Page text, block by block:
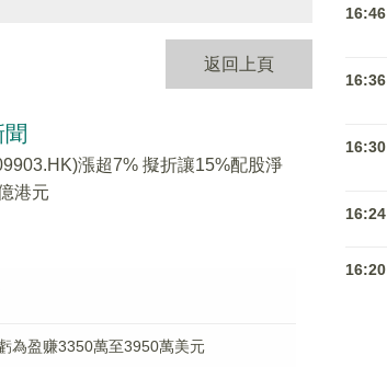
返回上頁
漲超7% 擬折讓15%配股淨
港元
為盈赚3350萬至3950萬美元
16:46
16:36
16:30
16:24
16:20